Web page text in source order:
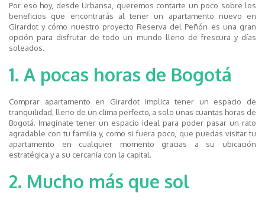
Por eso hoy, desde Urbansa, queremos contarte un poco sobre los
beneficios que encontrarás al tener un apartamento nuevo en
Girardot y cómo nuestro proyecto Reserva del Peñón es una gran
opción para disfrutar de todo un mundo lleno de frescura y días
soleados.
1. A pocas horas de Bogotá
Comprar apartamento en Girardot implica tener un espacio de
tranquilidad, lleno de un clima perfecto, a solo unas cuantas horas de
Bogotá. Imagínate tener un espacio ideal para poder pasar un rato
agradable con tu familia y, como si fuera poco, que puedas visitar tu
apartamento en cualquier momento gracias a su ubicación
estratégica y a su cercanía con la capital.
2. Mucho más que sol